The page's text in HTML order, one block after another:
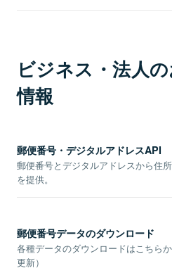
ビジネス・法人
情報
郵便番号・デジタルアドレスAPI
郵便番号とデジタルアドレスから住
を提供。
郵便番号データのダウンロード
各種データのダウンロードはこちら
更新）